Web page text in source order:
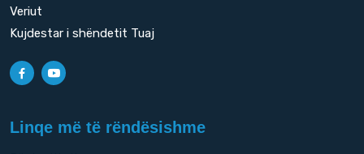
Veriut
Kujdestar i shëndetit Tuaj
Linqe më të rëndësishme